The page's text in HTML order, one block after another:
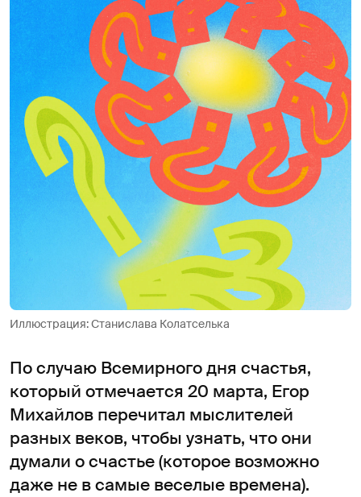
Иллюстрация: Станислава Колатселька
По случаю Всемирного дня счастья,
который отмечается 20 марта, Егор
Михайлов перечитал мыслителей
разных веков, чтобы узнать, что они
думали о счастье (которое возможно
даже не в самые веселые времена).